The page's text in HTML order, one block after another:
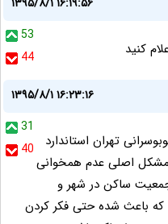
53
44
كنيد
۱۳۹۵/۸/۱ ۱۶:۲۳:۱۶
31
40
تهران استاندارد
مشکل اصلی عدم همخوانی
جمعیت ساکن در شهر و
باعث شده حتی فکر کردن